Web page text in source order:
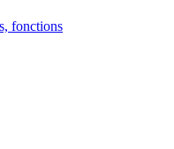
fonctions